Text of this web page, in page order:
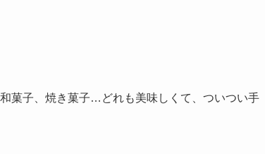
菓子、焼き菓子…どれも美味しくて、ついつい手